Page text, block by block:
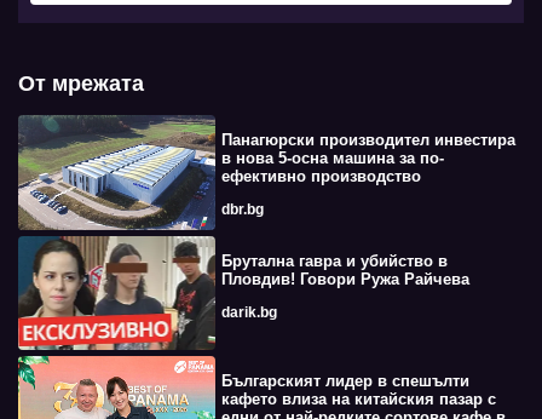
От мрежата
Панагюрски производител инвестира
в нова 5-осна машина за по-
ефективно производство
dbr.bg
Брутална гавра и убийство в
Пловдив! Говори Ружа Райчева
darik.bg
Българският лидер в спешълти
кафето влиза на китайския пазар с